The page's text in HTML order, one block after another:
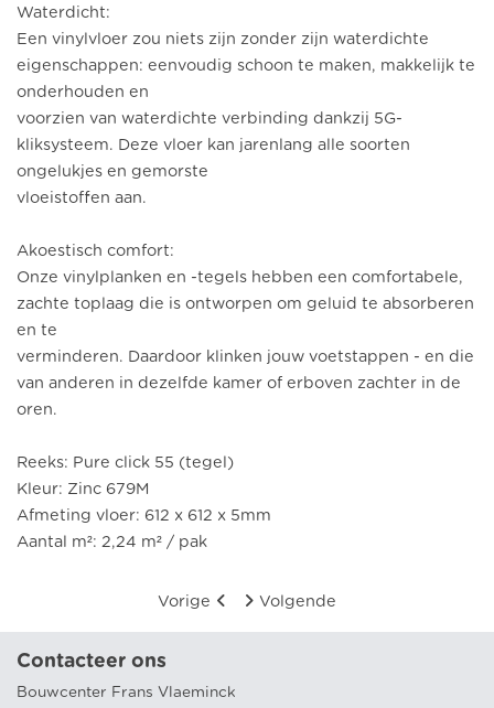
Waterdicht:
Een vinylvloer zou niets zijn zonder zijn waterdichte
eigenschappen: eenvoudig schoon te maken, makkelijk te
onderhouden en
voorzien van waterdichte verbinding dankzij 5G-
kliksysteem. Deze vloer kan jarenlang alle soorten
ongelukjes en gemorste
vloeistoffen aan.
Akoestisch comfort:
Onze vinylplanken en -tegels hebben een comfortabele,
zachte toplaag die is ontworpen om geluid te absorberen
en te
verminderen. Daardoor klinken jouw voetstappen - en die
van anderen in dezelfde kamer of erboven zachter in de
oren.
Reeks: Pure click 55 (tegel)
Kleur: Zinc 679M
Afmeting vloer: 612 x 612 x 5mm
Aantal m²: 2,24 m² / pak
Vorige Volgende
Contacteer ons
Bouwcenter Frans Vlaeminck